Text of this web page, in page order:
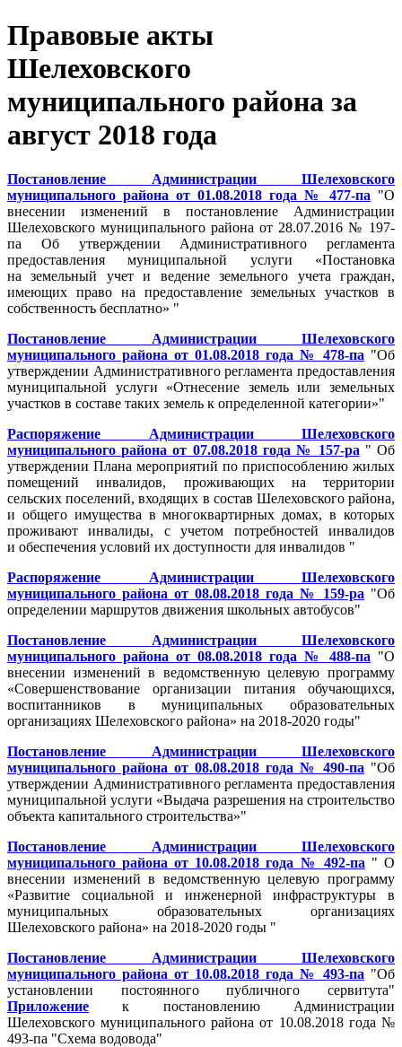
Правовые акты
Шелеховского
муниципального района за
август 2018 года
Постановление Администрации Шелеховского
муниципального района от 01.08.2018 года № 477-па "О
внесении изменений в постановление Администрации
Шелеховского муниципального района от 28.07.2016 № 197-
па Об утверждении Административного регламента
предоставления муниципальной услуги «Постановка
на земельный учет и ведение земельного учета граждан,
имеющих право на предоставление земельных участков в
собственность бесплатно» "
Постановление Администрации Шелеховского
муниципального района от 01.08.2018 года № 478-па "Об
утверждении Административного регламента предоставления
муниципальной услуги «Отнесение земель или земельных
участков в составе таких земель к определенной категории»"
Распоряжение Администрации Шелеховского
муниципального района от 07.08.2018 года № 157-ра " Об
утверждении Плана мероприятий по приспособлению жилых
помещений инвалидов, проживающих на территории
сельских поселений, входящих в состав Шелеховского района,
и общего имущества в многоквартирных домах, в которых
проживают инвалиды, с учетом потребностей инвалидов
и обеспечения условий их доступности для инвалидов "
Распоряжение Администрации Шелеховского
муниципального района от 08.08.2018 года № 159-ра "Об
определении маршрутов движения школьных автобусов"
Постановление Администрации Шелеховского
муниципального района от 08.08.2018 года № 488-па "О
внесении изменений в ведомственную целевую программу
«Совершенствование организации питания обучающихся,
воспитанников в муниципальных образовательных
организациях Шелеховского района» на 2018-2020 годы"
Постановление Администрации Шелеховского
муниципального района от 08.08.2018 года № 490-па "Об
утверждении Административного регламента предоставления
муниципальной услуги «Выдача разрешения на строительство
объекта капитального строительства»"
Постановление Администрации Шелеховского
муниципального района от 10.08.2018 года № 492-па " О
внесении изменений в ведомственную целевую программу
«Развитие социальной и инженерной инфраструктуры в
муниципальных образовательных организациях
Шелеховского района» на 2018-2020 годы "
Постановление Администрации Шелеховского
муниципального района от 10.08.2018 года № 493-па "Об
установлении постоянного публичного сервитута"
Приложение к постановлению Администрации
Шелеховского муниципального района от 10.08.2018 года №
493-па "Схема водовода"